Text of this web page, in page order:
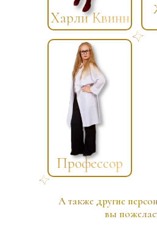
Профессор
А также другие
вы
Харли Квинн